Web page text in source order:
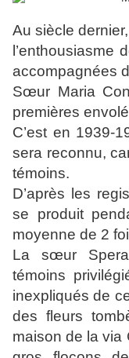
Au siècle
l’enthousiasme
accompagnées
Sœur Maria
premières
C’est en 1939-
sera reconnu,
témoins.
D’après les
se produit
moyenne de 2
La sœur
témoins
inexpliqués de
des fleurs
maison de la via